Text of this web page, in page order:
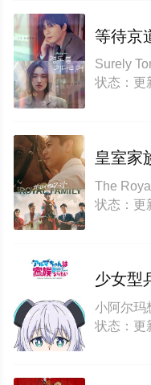
等待京
Surely
状态：更
皇室家
The
状态：更
少女型
状态：更